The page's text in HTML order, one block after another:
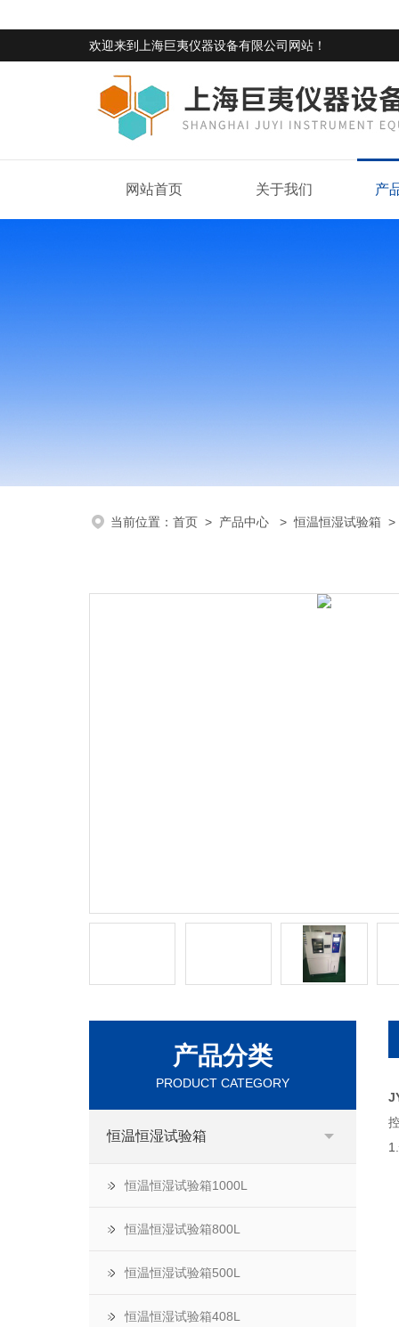
欢迎来到 上海巨夷仪器设备有限公司网站 ！
网站首页 关于我们 产
当前位置： 首页 > 产品中心 >恒温恒湿试验箱
产品分类
PRODUCT CATEGORY
恒温恒湿试验箱
恒温恒湿试验箱1000L
恒温恒湿试验箱800L
恒温恒湿试验箱500L
恒温恒湿试验箱408L